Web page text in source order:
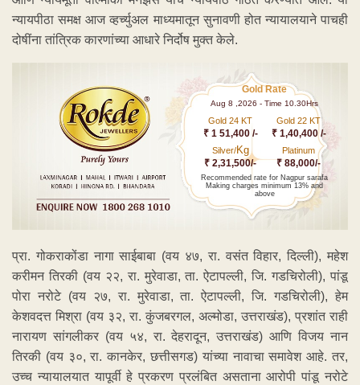
न्यायपीठा समक्ष आज व्हर्च्युअल माध्यमातून सुनावणी होत न्यायालयाने पाचही
दोषींना तांत्रिक कारणांच्या आधारे निर्दोष मुक्त केले.
Gold Rate
Aug 8 ,2026 - Time 10.30Hrs
Gold 24 KT
₹ 1 51,400 /-
Gold 22 KT
₹ 1,40,400 /-
Silver/Kg
₹ 2,31,500/-
Platinum
₹ 88,000/-
Recommended rate for Nagpur sarafa
Making charges minimum 13% and
above
प्रा. गोकराकोंडा नागा साईबाबा (वय ४७, रा. वसंत विहार, दिल्ली), महेश
करीमन तिरकी (वय २२, रा. मुरेवाडा, ता. ऐटापल्ली, जि. गडचिरोली), पांडू
पोरा नरोटे (वय २७, रा. मुरेवाडा, ता. ऐटापल्ली, जि. गडचिरोली), हेम
केशवदत्त मिश्रा (वय ३२, रा. कुंजबरगल, अल्मोडा, उत्तराखंड), प्रशांत राही
नारायण सांगलीकर (वय ५४, रा. देहरादून, उत्तराखंड) आणि विजय नान
तिरकी (वय ३०, रा. कानकेर, छत्तीसगड) यांच्या नावाचा समावेश आहे. तर,
उच्च न्यायालयात यापूर्वी हे प्रकरण प्रलंबित असताना आरोपी पांडू नरोटे